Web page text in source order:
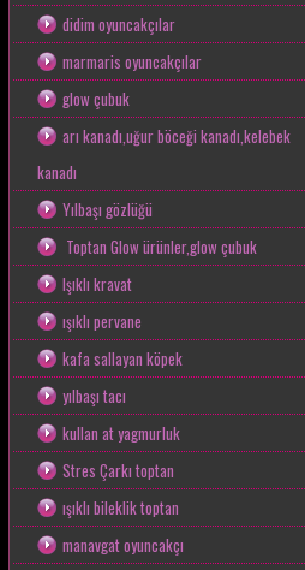
didim oyuncakçılar
marmaris oyuncakçılar
glow çubuk
arı kanadı,uğur böceği kanadı,kelebek
kanadı
Yılbaşı gözlüğü
Toptan Glow ürünler,glow çubuk
Işıklı kravat
ışıklı pervane
kafa sallayan köpek
yılbaşı tacı
kullan at yagmurluk
Stres Çarkı toptan
ışıklı bileklik toptan
manavgat oyuncakçı